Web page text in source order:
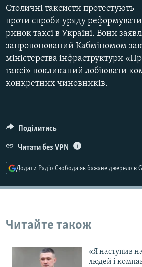
МУЛЬТИМЕДІА
ФОТО
СПЕЦПРОЄКТИ
ПОДКАСТИ
КРИМ РЕАЛІЇ
УКР
ДОЛУЧАЙСЯ!
Усі сайти RFE/RL
Столичні таксисти протестують
проти спроби уряду реформувати
ринок таксі в Україні. Вони
запропонований Кабміномом
міністерства інфраструктури
таксі» покликаний лобіювати
конкретних чиновників.
Поділитись
Читати без VPN
Додати Радіо Свобода як бажане джерело в
Читайте також
«Я наступив
людей і